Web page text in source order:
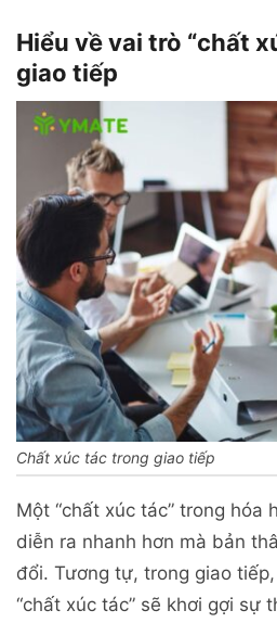
Hiểu về vai trò “chất
giao tiếp
Chất xúc tác trong giao tiếp
Một “chất xúc tác” trong hóa
diễn ra nhanh hơn mà bản
đổi. Tương tự, trong giao
“chất xúc tác” sẽ khơi gợi sự